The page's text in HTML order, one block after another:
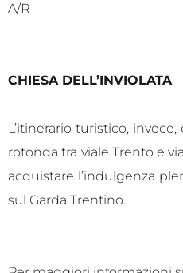
A/R
CHIESA DELL’INVIOLATA
L’itinerario turistico,
rotonda tra viale Trento e
acquistare l’indulgenza
sul Garda Trentino.